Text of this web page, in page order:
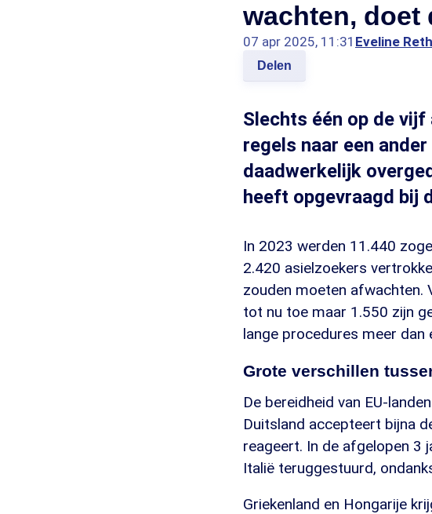
wachten, doet
07 apr 2025, 11:31 Eveline
Delen
Slechts één op de
regels naar een
daadwerkelijk
heeft opgevraagd bij
In 2023 werden 11.440
2.420 asielzoekers
zouden moeten afwachten.
tot nu toe maar 1.550 zijn
lange procedures meer dan
Grote verschillen
De bereidheid van EU-
Duitsland accepteert bijna
reageert. In de afgelopen 3
Italië teruggestuurd,
Griekenland en Hongarije